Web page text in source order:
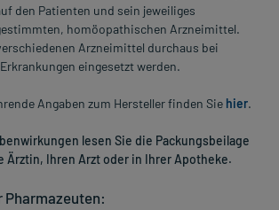
den Patienten und sein jeweiliges
homöopathischen Arzneimittel.
Arzneimittel durchaus bei
eingesetzt werden.
Angaben zum Hersteller finden Sie hier.
lesen Sie die Packungsbeilage
Ärztin, Ihren Arzt oder in Ihrer Apotheke.
Pharmazeuten: